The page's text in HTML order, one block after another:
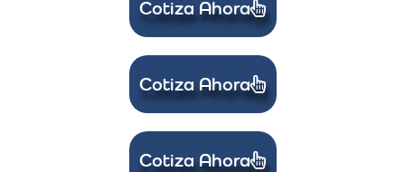
Cotiza Ahora
Cotiza Ahora
Cotiza Ahora